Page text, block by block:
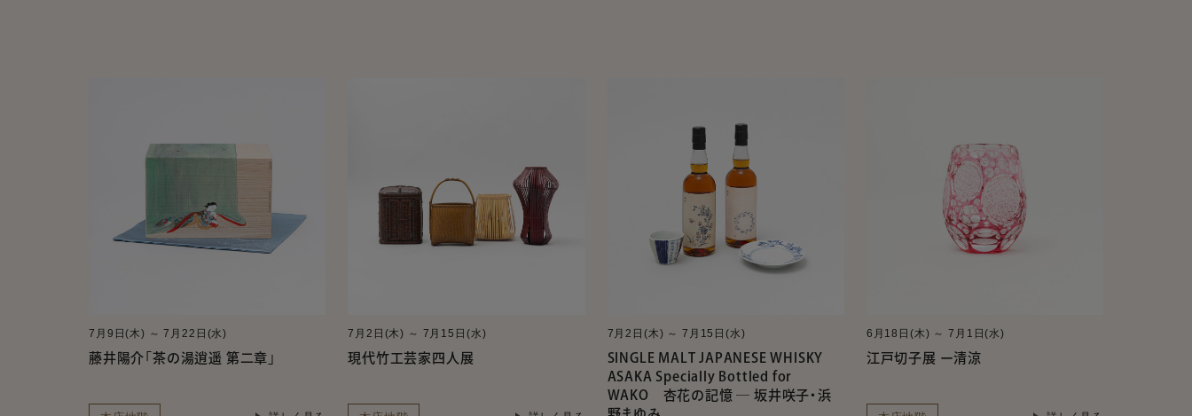
藤井陽介「茶の湯逍遥 第二章」
7月9日(木) ～ 7月22日(水)
現代竹工芸家四人展
7月2日(木) ～ 7月15日(水)
SINGLE MALT JAPANESE WHISKY
ASAKA Specially Bottled for
WAKO 杏花の記憶 ― 坂井咲子・浜
7月2日(木) ～ 7月15日(水)
江戸切子展 ー清涼
6月18日(木) ～ 7月1日(水)